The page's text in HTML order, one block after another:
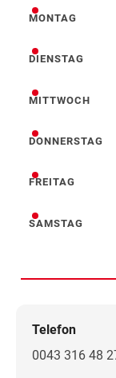
Montag
MONTAG
Dienstag
DIENSTAG
Mittwoch
MITTWOCH
Donnerstag
DONNERSTAG
Freitag
FREITAG
Samstag
SAMSTAG
Telefon
0043 316 48